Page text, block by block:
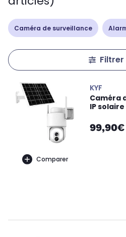
Caméra de surveillance
Filtrer
Comparer
KYF
Caméra
IP
99,90€